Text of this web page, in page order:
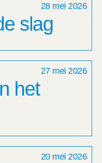
28 mei 2026
slag
27 mei 2026
het
20 mei 2026